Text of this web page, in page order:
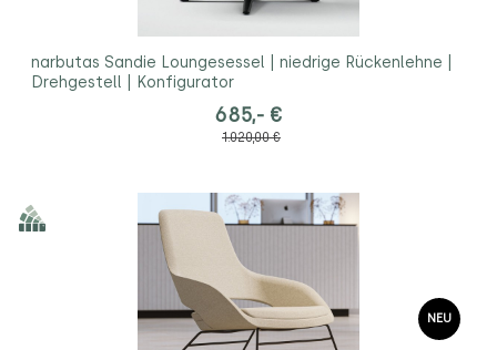
narbutas Sandie Loungesessel | niedrige Rückenlehne |
Drehgestell | Konfigurator
685,- €
1.020,00 €
NEU